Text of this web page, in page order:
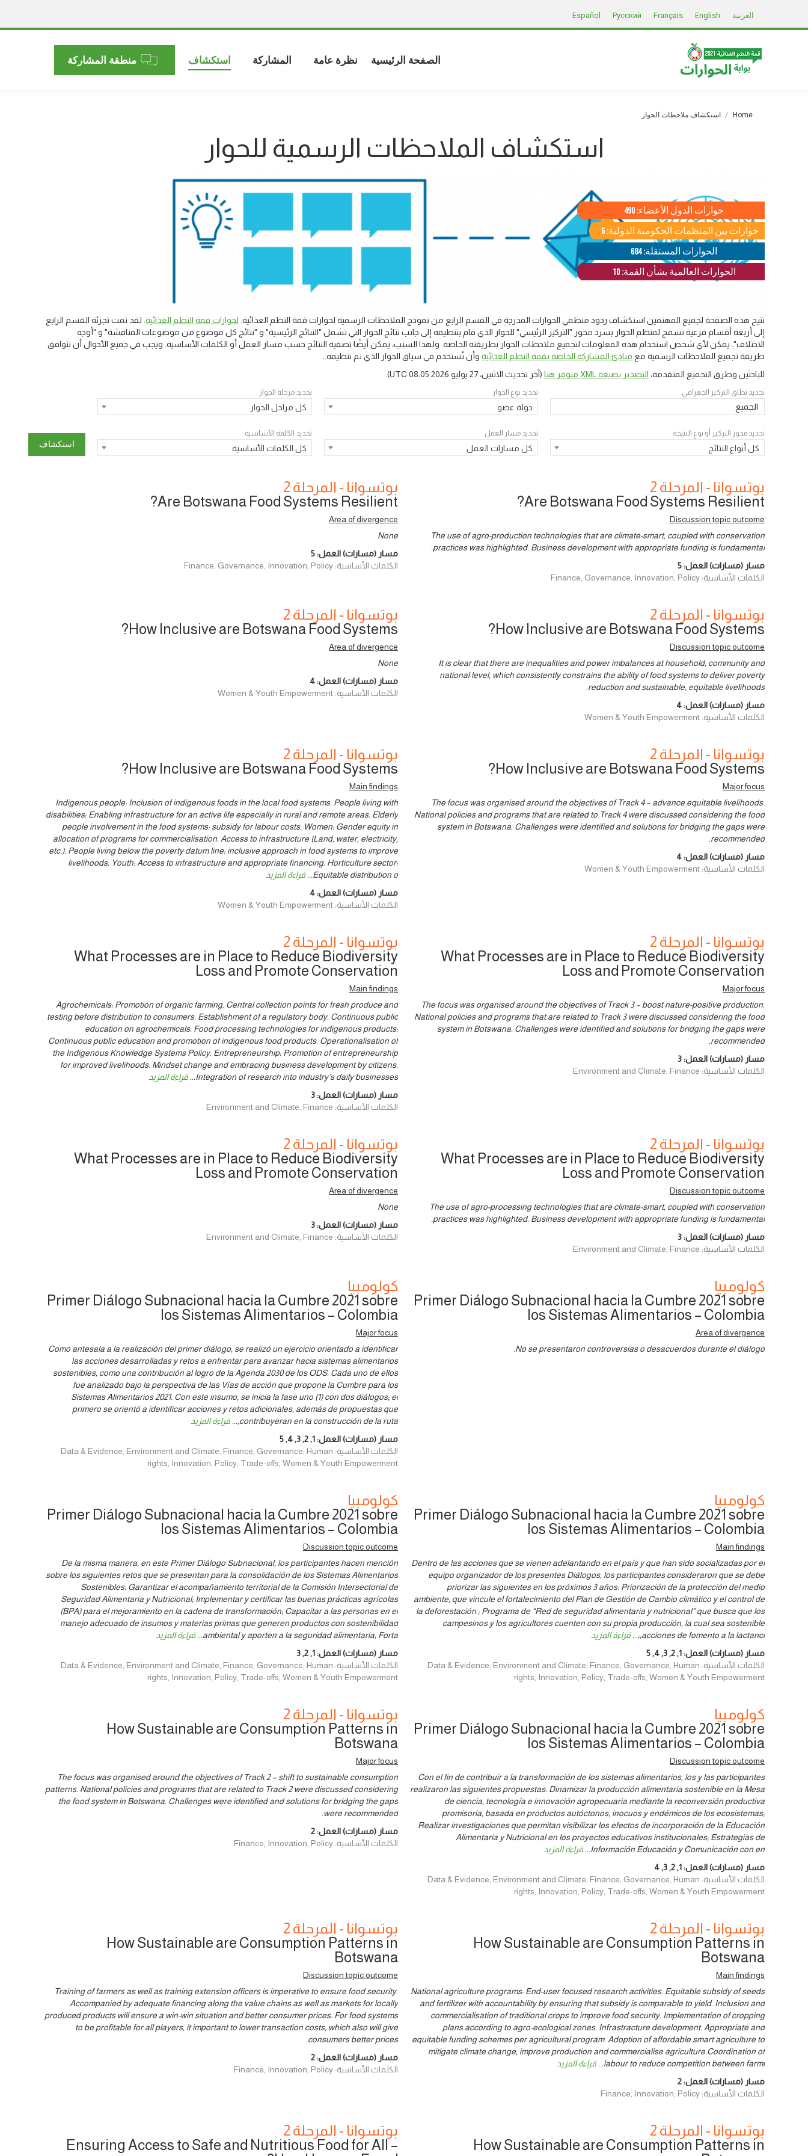
العربية English
Français
Русский
Español
الصفحة الرئيسية نظرة عامة المشاركة استكشاف منطقة المشاركة
You are here:
Home استكشاف ملاحظات الحوار
استكشاف الملاحظات الرسمية للحوار
حوارات الدول الأعضاء: 490
حوارات بين المنظمات الحكومية الدولية: 6
الحوارات المستقلة: 684
الحوارات العالمية بشأن القمة: 10
تتيح هذه الصفحة لجميع المهتمين استكشاف ردود منظمي الحوارات المدرجة في القسم الرابع من نموذج الملاحظات الرسمية لحوارات قمة النظم الغذائية. لحوارات قمة النظم الغذائية. لقد تمت تجزئة القسم الرابع
إلى أربعة أقسام فرعية تسمح لمنظم الحوار بسرد محور "التركيز الرئيسي" للحوار الذي قام بتنظيمه إلى جانب نتائج الحوار التي تشمل "النتائج الرئيسية" و "نتائج كل موضوع من موضوعات المناقشة" و "أوجه
الاختلاف". يمكن لأي شخص استخدام هذه المعلومات لتجميع ملاحظات الحوار بطريقته الخاصة. ولهذا السبب، يمكن أيضًا تصفية النتائج حسب مسار العمل أو الكلمات الأساسية. ويجب في جميع الأحوال أن تتوافق
طريقة تجميع الملاحظات الرسمية مع مبادئ المشاركة الخاصة بقمة النظم الغذائية وأن تُستخدم في سياق الحوار الذي تم تنظيمه..
للباحثين وطرق التجميع المتقدمة، التصدير بصيغة XML متوفر هنا (آخر تحديث الاثنين، 27 يوليو 2026 08:05 UTC ).
تحديد نطاق التركيز الجغرافي
الجميع
تحديد نوع الحوار
دولة عضو
تحديد مرحلة الحوار
كل مراحل الحوار
تحديد محور التركيز أو نوع النتيجة
كل أنواع النتائج
تحديد مسار العمل
كل مسارات العمل
تحديد الكلمة الأساسية
كل الكلمات الأساسية
بوتسوانا - المرحلة 2
Are Botswana Food Systems Resilient?
Discussion topic outcome
The use of agro-production technologies that are climate-smart, coupled with conservation
practices was highlighted. Business development with appropriate funding is fundamental.
مسار (مسارات) العمل:5
الكلمات الأساسية: Finance, Governance, Innovation, Policy
بوتسوانا - المرحلة 2
Are Botswana Food Systems Resilient?
Area of divergence
None
مسار (مسارات) العمل:5
الكلمات الأساسية: Finance, Governance, Innovation, Policy
بوتسوانا - المرحلة 2
How Inclusive are Botswana Food Systems?
Discussion topic outcome
It is clear that there are inequalities and power imbalances at household, community and
national level, which consistently constrains the ability of food systems to deliver poverty
reduction and sustainable, equitable livelihoods.
مسار (مسارات) العمل:4
الكلمات الأساسية: Women & Youth Empowerment
بوتسوانا - المرحلة 2
How Inclusive are Botswana Food Systems?
Area of divergence
None
مسار (مسارات) العمل:4
الكلمات الأساسية: Women & Youth Empowerment
بوتسوانا - المرحلة 2
How Inclusive are Botswana Food Systems?
Major focus
The focus was organised around the objectives of Track 4 – advance equitable livelihoods.
National policies and programs that are related to Track 4 were discussed considering the food
system in Botswana. Challenges were identified and solutions for bridging the gaps were
recommended.
مسار (مسارات) العمل:4
الكلمات الأساسية: Women & Youth Empowerment
بوتسوانا - المرحلة 2
How Inclusive are Botswana Food Systems?
Main findings
Indigenous people: Inclusion of indigenous foods in the local food systems. People living with
disabilities: Enabling infrastructure for an active life especially in rural and remote areas. Elderly
people involvement in the food systems: subsidy for labour costs. Women: Gender equity in
allocation of programs for commercialisation. Access to infrastructure (Land, water, electricity,
etc.). People living below the poverty datum line: inclusive approach in food systems to improve
livelihoods. Youth: Access to infrastructure and appropriate financing. Horticulture sector:
Equitable distribution o
... قراءة المزيد
مسار (مسارات) العمل:4
الكلمات الأساسية: Women & Youth Empowerment
بوتسوانا - المرحلة 2
What Processes are in Place to Reduce Biodiversity
Loss and Promote Conservation
Major focus
The focus was organised around the objectives of Track 3 – boost nature-positive production.
National policies and programs that are related to Track 3 were discussed considering the food
system in Botswana. Challenges were identified and solutions for bridging the gaps were
recommended.
مسار (مسارات) العمل:3
الكلمات الأساسية: Environment and Climate, Finance
بوتسوانا - المرحلة 2
What Processes are in Place to Reduce Biodiversity
Loss and Promote Conservation
Main findings
Agrochemicals: Promotion of organic farming. Central collection points for fresh produce and
testing before distribution to consumers. Establishment of a regulatory body. Continuous public
education on agrochemicals. Food processing technologies for indigenous products:
Continuous public education and promotion of indigenous food products. Operationalisation of
the Indigenous Knowledge Systems Policy. Entrepreneurship: Promotion of entrepreneurship
for improved livelihoods. Mindset change and embracing business development by citizens.
Integration of research into industry’s daily businesses
... قراءة المزيد
مسار (مسارات) العمل:3
الكلمات الأساسية: Environment and Climate, Finance
بوتسوانا - المرحلة 2
What Processes are in Place to Reduce Biodiversity
Loss and Promote Conservation
Discussion topic outcome
The use of agro-processing technologies that are climate-smart, coupled with conservation
practices was highlighted. Business development with appropriate funding is fundamental.
مسار (مسارات) العمل:3
الكلمات الأساسية: Environment and Climate, Finance
بوتسوانا - المرحلة 2
What Processes are in Place to Reduce Biodiversity
Loss and Promote Conservation
Area of divergence
None
مسار (مسارات) العمل:3
الكلمات الأساسية: Environment and Climate, Finance
كولومبيا
Primer Diálogo Subnacional hacia la Cumbre 2021 sobre
los Sistemas Alimentarios – Colombia
Area of divergence
No se presentaron controversias o desacuerdos durante el diálogo.
كولومبيا
Primer Diálogo Subnacional hacia la Cumbre 2021 sobre
los Sistemas Alimentarios – Colombia
Major focus
Como antesala a la realización del primer diálogo, se realizó un ejercicio orientado a identificar
las acciones desarrolladas y retos a enfrentar para avanzar hacia sistemas alimentarios
sostenibles, como una contribución al logro de la Agenda 2030 de los ODS. Cada uno de ellos
fue analizado bajo la perspectiva de las Vías de acción que propone la Cumbre para los
Sistemas Alimentarios 2021. Con este insumo, se inicia la fase uno (1) con dos diálogos; el
primero se orientó a identificar acciones y retos adicionales, además de propuestas que
contribuyeran en la construcción de la ruta,
... قراءة المزيد
مسار (مسارات) العمل:1
,
2
,
3
,
4
,
5
الكلمات الأساسية: Data & Evidence, Environment and Climate, Finance, Governance, Human
rights, Innovation, Policy, Trade-offs, Women & Youth Empowerment
كولومبيا
Primer Diálogo Subnacional hacia la Cumbre 2021 sobre
los Sistemas Alimentarios – Colombia
Main findings
Dentro de las acciones que se vienen adelantando en el país y que han sido socializadas por el
equipo organizador de los presentes Diálogos, los participantes consideraron que se debe
priorizar las siguientes en los próximos 3 años: Priorización de la protección del medio
ambiente, que vincule el fortalecimiento del Plan de Gestión de Cambio climático y el control de
la deforestación ; Programa de “Red de seguridad alimentaria y nutricional” que busca que los
campesinos y los agricultores cuenten con su propia producción, la cual sea sostenible
;;acciones de fomento a la lactanci
... قراءة المزيد
مسار (مسارات) العمل:1
,
2
,
3
,
4
,
5
الكلمات الأساسية: Data & Evidence, Environment and Climate, Finance, Governance, Human
rights, Innovation, Policy, Trade-offs, Women & Youth Empowerment
كولومبيا
Primer Diálogo Subnacional hacia la Cumbre 2021 sobre
los Sistemas Alimentarios – Colombia
Discussion topic outcome
De la misma manera, en este Primer Diálogo Subnacional, los participantes hacen mención
sobre los siguientes retos que se presentan para la consolidación de los Sistemas Alimentarios
Sostenibles: Garantizar el acompañamiento territorial de la Comisión Intersectorial de
Seguridad Alimentaria y Nutricional; Implementar y certificar las buenas prácticas agrícolas
(BPA) para el mejoramiento en la cadena de transformación; Capacitar a las personas en el
manejo adecuado de insumos y materias primas que generen productos con sostenibilidad
ambiental y aporten a la seguridad alimentaria; Forta
... قراءة المزيد
مسار (مسارات) العمل:1
,
2
,
3
الكلمات الأساسية: Data & Evidence, Environment and Climate, Finance, Governance, Human
rights, Innovation, Policy, Trade-offs, Women & Youth Empowerment
كولومبيا
Primer Diálogo Subnacional hacia la Cumbre 2021 sobre
los Sistemas Alimentarios – Colombia
Discussion topic outcome
Con el fin de contribuir a la transformación de los sistemas alimentarios, los y las participantes
realizaron las siguientes propuestas: Dinamizar la producción alimentaria sostenible en la Mesa
de ciencia, tecnología e innovación agropecuaria mediante la reconversión productiva
promisoria, basada en productos autóctonos, inocuos y endémicos de los ecosistemas;
Realizar investigaciones que permitan visibilizar los efectos de incorporación de la Educación
Alimentaria y Nutricional en los proyectos educativos institucionales; Estrategias de
Información Educación y Comunicación con en
... قراءة المزيد
مسار (مسارات) العمل:1
,
2
,
3
,
4
الكلمات الأساسية: Data & Evidence, Environment and Climate, Finance, Governance, Human
rights, Innovation, Policy, Trade-offs, Women & Youth Empowerment
بوتسوانا - المرحلة 2
How Sustainable are Consumption Patterns in
Botswana
Major focus
The focus was organised around the objectives of Track 2 – shift to sustainable consumption
patterns. National policies and programs that are related to Track 2 were discussed considering
the food system in Botswana. Challenges were identified and solutions for bridging the gaps
were recommended.
مسار (مسارات) العمل:2
الكلمات الأساسية: Finance, Innovation, Policy
بوتسوانا - المرحلة 2
How Sustainable are Consumption Patterns in
Botswana
Main findings
National agriculture programs: End-user focused research activities. Equitable subsidy of seeds
and fertilizer with accountability by ensuring that subsidy is comparable to yield. Inclusion and
commercialisation of traditional crops to improve food security. Implementation of cropping
plans according to agro-ecological zones. Infrastracture development. Appropriate and
equitable funding schemes per agricultural program. Adoption of affordable smart agriculture to
mitigate climate change, improve production and commercialise agriculture.Coordination of
labour to reduce competition between farmi
... قراءة المزيد
مسار (مسارات) العمل:2
الكلمات الأساسية: Finance, Innovation, Policy
بوتسوانا - المرحلة 2
How Sustainable are Consumption Patterns in
Botswana
Discussion topic outcome
Training of farmers as well as training extension officers is imperative to ensure food security.
Accompanied by adequate financing along the value chains as well as markets for locally
produced products will ensure a win-win situation and better consumer prices. For food systems
to be profitable for all players, it important to lower transaction costs, which also will give
consumers better prices.
مسار (مسارات) العمل:2
الكلمات الأساسية: Finance, Innovation, Policy
بوتسوانا - المرحلة 2
How Sustainable are Consumption Patterns in
بوتسوانا - المرحلة 2
Ensuring Access to Safe and Nutritious Food for All –